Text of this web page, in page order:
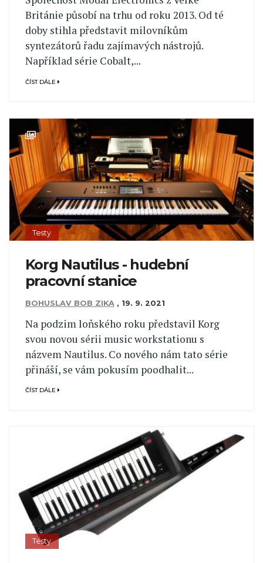
Británie působí na trhu od roku 2013. Od té
doby stihla představit milovníkům
syntezátorů řadu zajímavých nástrojů.
Například série Cobalt,...
ČÍST DÁLE
Testy
Korg Nautilus - hudební
pracovní stanice
BOHUSLAV BOB ZIKA , 19. 9. 2021
Na podzim loňského roku představil Korg
svou novou sérii music workstationu s
názvem Nautilus. Co nového nám tato série
přináší, se vám pokusím poodhalit...
ČÍST DÁLE
Testy